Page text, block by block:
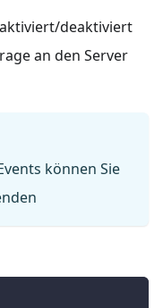
deaktiviert
an den Server
können Sie